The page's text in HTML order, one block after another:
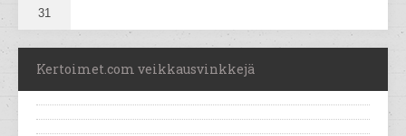
31
Kertoimet.com veikkausvinkkejä